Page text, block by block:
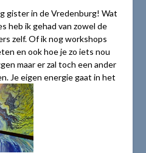
gister in de Vredenburg! Wat
heb ik gehad van zowel de
zelf. Of ik nog workshops
en ook hoe je zo iets nou
maar er zal toch een ander
Je eigen energie gaat in het